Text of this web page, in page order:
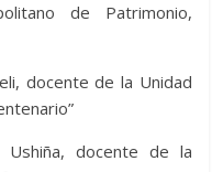
de Patrimonio,
docente de la Unidad
Ushiña, docente de la